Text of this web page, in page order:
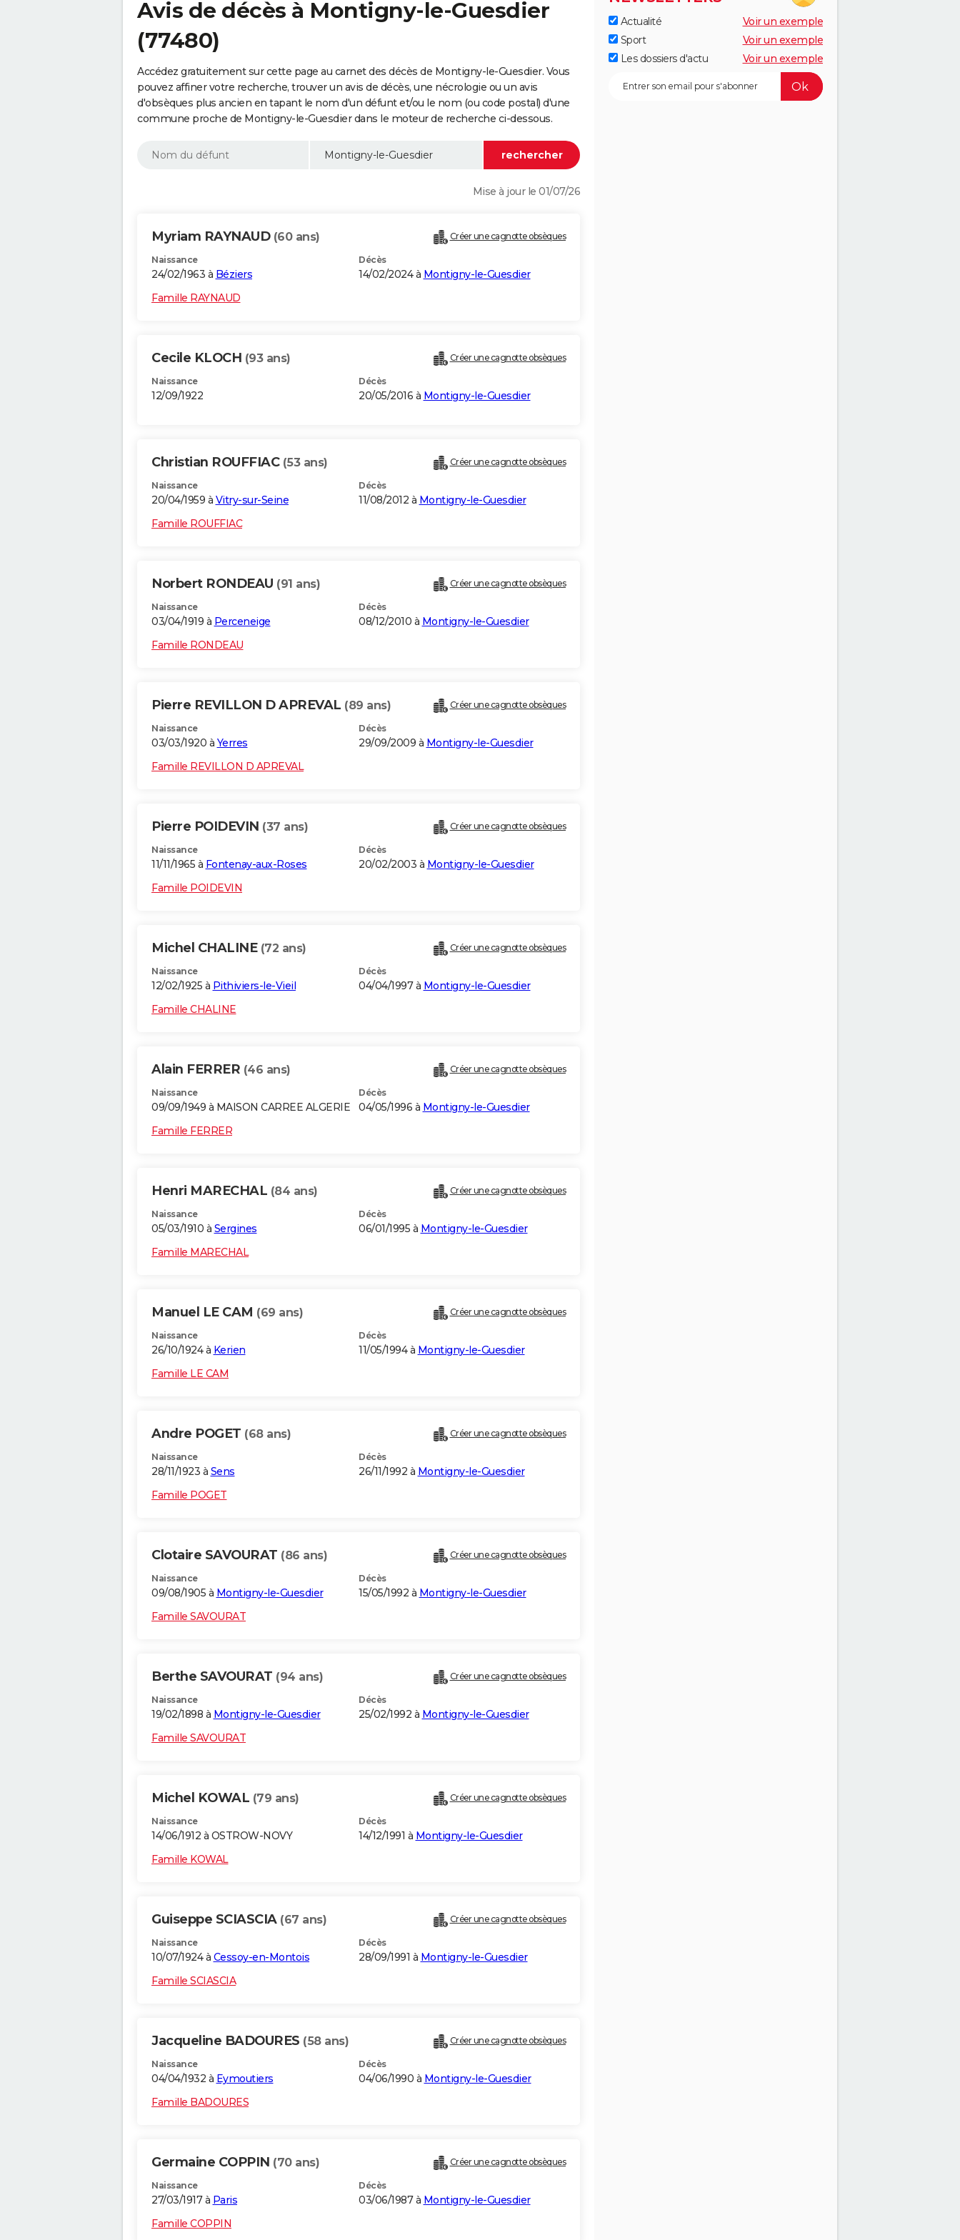
Avis de décès à Montigny-le-Guesdier
(77480)
Accédez gratuitement sur cette page au carnet des décès de Montigny-le-Guesdier. Vous
pouvez affiner votre recherche, trouver un avis de décès, une nécrologie ou un avis
d'obsèques plus ancien en tapant le nom d'un défunt et/ou le nom (ou code postal) d'une
commune proche de Montigny-le-Guesdier dans le moteur de recherche ci-dessous.
Mise à jour le 01/07/26
Myriam RAYNAUD (60 ans) Créer une cagnotte obsèques
Naissance
24/02/1963 à Béziers
Décès
14/02/2024 à Montigny-le-Guesdier
Famille RAYNAUD
Cecile KLOCH (93 ans) Créer une cagnotte obsèques
Naissance
12/09/1922
Décès
20/05/2016 à Montigny-le-Guesdier
Christian ROUFFIAC (53 ans) Créer une cagnotte obsèques
Naissance
20/04/1959 à Vitry-sur-Seine
Décès
11/08/2012 à Montigny-le-Guesdier
Famille ROUFFIAC
Norbert RONDEAU (91 ans) Créer une cagnotte obsèques
Naissance
03/04/1919 à Perceneige
Décès
08/12/2010 à Montigny-le-Guesdier
Famille RONDEAU
Pierre REVILLON D APREVAL (89 ans) Créer une cagnotte obsèques
Naissance
03/03/1920 à Yerres
Décès
29/09/2009 à Montigny-le-Guesdier
Famille REVILLON D APREVAL
Pierre POIDEVIN (37 ans) Créer une cagnotte obsèques
Naissance
11/11/1965 à Fontenay-aux-Roses
Décès
20/02/2003 à Montigny-le-Guesdier
Famille POIDEVIN
Michel CHALINE (72 ans) Créer une cagnotte obsèques
Naissance
12/02/1925 à Pithiviers-le-Vieil
Décès
04/04/1997 à Montigny-le-Guesdier
Famille CHALINE
Alain FERRER (46 ans) Créer une cagnotte obsèques
Naissance
09/09/1949 à MAISON CARREE ALGERIE
Décès
04/05/1996 à Montigny-le-Guesdier
Famille FERRER
Henri MARECHAL (84 ans) Créer une cagnotte obsèques
Naissance
05/03/1910 à Sergines
Décès
06/01/1995 à Montigny-le-Guesdier
Famille MARECHAL
Manuel LE CAM (69 ans) Créer une cagnotte obsèques
Naissance
26/10/1924 à Kerien
Décès
11/05/1994 à Montigny-le-Guesdier
Famille LE CAM
Andre POGET (68 ans) Créer une cagnotte obsèques
Naissance
28/11/1923 à Sens
Décès
26/11/1992 à Montigny-le-Guesdier
Famille POGET
Clotaire SAVOURAT (86 ans) Créer une cagnotte obsèques
Naissance
09/08/1905 à Montigny-le-Guesdier
Décès
15/05/1992 à Montigny-le-Guesdier
Famille SAVOURAT
Berthe SAVOURAT (94 ans) Créer une cagnotte obsèques
Naissance
19/02/1898 à Montigny-le-Guesdier
Décès
25/02/1992 à Montigny-le-Guesdier
Famille SAVOURAT
Michel KOWAL (79 ans) Créer une cagnotte obsèques
Naissance
14/06/1912 à OSTROW-NOVY
Décès
14/12/1991 à Montigny-le-Guesdier
Famille KOWAL
Guiseppe SCIASCIA (67 ans) Créer une cagnotte obsèques
Naissance
10/07/1924 à Cessoy-en-Montois
Décès
28/09/1991 à Montigny-le-Guesdier
Famille SCIASCIA
Jacqueline BADOURES (58 ans) Créer une cagnotte obsèques
Naissance
04/04/1932 à Eymoutiers
Décès
04/06/1990 à Montigny-le-Guesdier
Famille BADOURES
Germaine COPPIN (70 ans) Créer une cagnotte obsèques
Naissance
27/03/1917 à Paris
Décès
03/06/1987 à Montigny-le-Guesdier
Famille COPPIN
Actualité
Voir un exemple
Sport
Voir un exemple
Les dossiers d'actu
Voir un exemple